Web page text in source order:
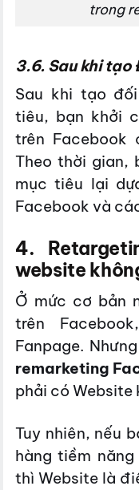
trong
3.6. Sau khi tạo
Sau khi tạo
tiêu, bạn khởi
trên Facebook
Theo thời gian,
mục tiêu lại
Facebook và
4.
website
Ở mức cơ bản
trên
Fanpage.
remarketing
phải có Website
Tuy nhiên, nếu
hàng tiềm
thì Website là